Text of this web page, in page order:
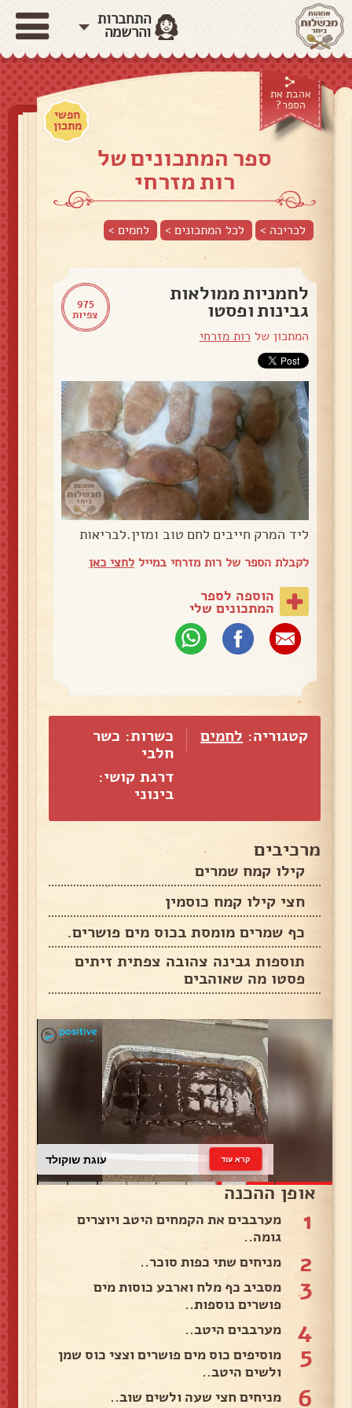
התחברות
והרשמה
אהבת את
הספר?
חפשי
מתכון
ספר המתכונים של
רות מזרחי
לכריכה > לכל המתכונים > לחמים>
975
צפיות
לחמניות ממולאות
גבינות ופסטו
המתכון של רות מזרחי
ליד המרק חייבים לחם טוב ומזין.לבריאות
לקבלת הספר של רות מזרחי במייללחצי כאן
הוספה לספר
המתכונים שלי
קטגוריה: לחמים
כשרות: כשר
חלבי
דרגת קושי:
בינוני
מרכיבים
קילו קמח שמרים
חצי קילו קמח כוסמין
כף שמרים מומסת בכוס מים פושרים.
תוספות גבינה צהובה צפתית זיתים
פסטו מה שאוהבים
עוגת שוקולד קרא עוד
אופן ההכנה
1
מערבבים את הקמחים היטב ויוצרים
גומה..
2 מניחים שתי כפות סוכר..
3
מסביב כף מלח וארבע כוסות מים
פושרים נוספות..
4 מערבבים היטב..
5
מוסיפים כוס מים פושרים וצצי כוס שמן
ולשים היטב..
6 מניחים חצי שעה ולשים שוב..